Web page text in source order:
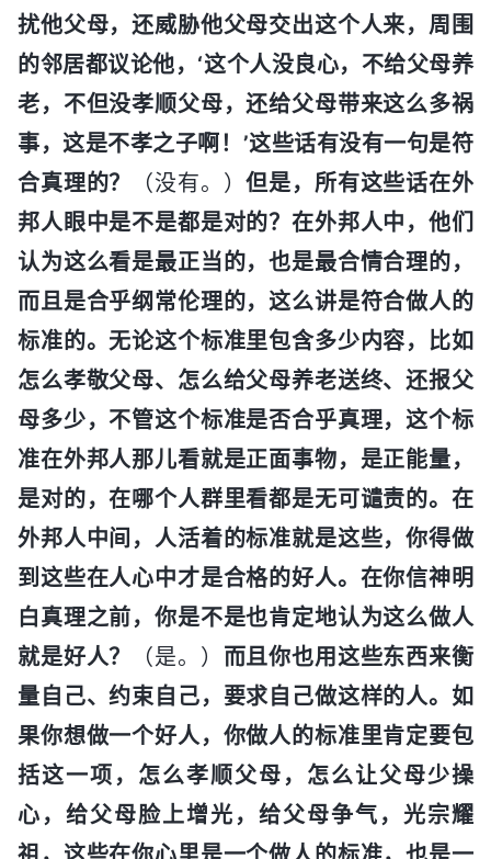
扰他父母，还威胁他父母交出这个人来，周围
的邻居都议论他，‘这个人没良心，不给父母养
老，不但没孝顺父母，还给父母带来这么多祸
事，这是不孝之子啊！’这些话有没有一句是符
合真理的？
（没有。）但是，所有这些话在外
邦人眼中是不是都是对的？在外邦人中，他们
认为这么看是最正当的，也是最合情合理的，
而且是合乎纲常伦理的，这么讲是符合做人的
标准的。无论这个标准里包含多少内容，比如
怎么孝敬父母、怎么给父母养老送终、还报父
母多少，不管这个标准是否合乎真理，这个标
准在外邦人那儿看就是正面事物，是正能量，
是对的，在哪个人群里看都是无可谴责的。在
外邦人中间，人活着的标准就是这些，你得做
到这些在人心中才是合格的好人。在你信神明
白真理之前，你是不是也肯定地认为这么做人
就是好人？
（是。） 而且你也用这些东西来衡
量自己、约束自己，要求自己做这样的人。如
果你想做一个好人，你做人的标准里肯定要包
括这一项，怎么孝顺父母，怎么让父母少操
心，给父母脸上增光，给父母争气，光宗耀